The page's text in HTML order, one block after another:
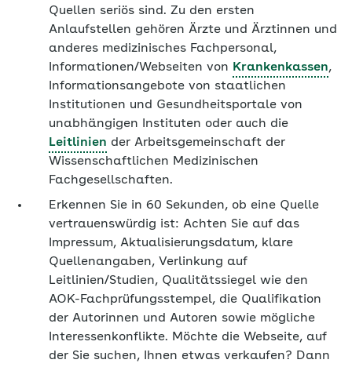
Quellen seriös sind. Zu den ersten
Anlaufstellen gehören Ärzte und Ärztinnen und
anderes medizinisches Fachpersonal,
Informationen/Webseiten von Krankenkassen,
Informationsangebote von staatlichen
Institutionen und Gesundheitsportale von
unabhängigen Instituten oder auch die
Leitlinien der Arbeitsgemeinschaft der
Wissenschaftlichen Medizinischen
Fachgesellschaften.
Erkennen Sie in 60 Sekunden, ob eine Quelle
vertrauenswürdig ist: Achten Sie auf das
Impressum, Aktualisierungsdatum, klare
Quellenangaben, Verlinkung auf
Leitlinien/Studien, Qualitätssiegel wie den
AOK-Fachprüfungsstempel, die Qualifikation
der Autorinnen und Autoren sowie mögliche
Interessenkonflikte. Möchte die Webseite, auf
der Sie suchen, Ihnen etwas verkaufen? Dann